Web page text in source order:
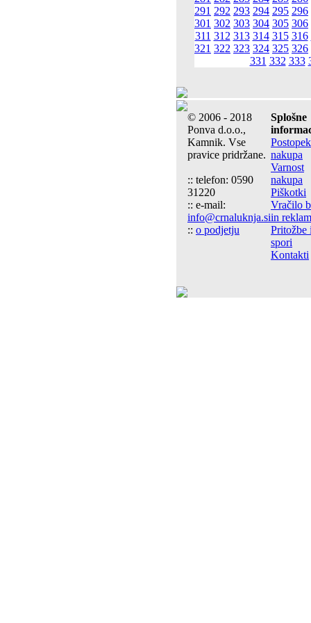
291 292 293 294 295 296
301 302 303 304 305 306
311 312 313 314 315 316
321 322 323 324 325 326
331 332 333
© 2006 - 2018
Ponva d.o.o.,
Kamnik. Vse
pravice pridržane.
:: telefon: 0590
31220
:: e-mail:
info@crnaluknja.si
:: o podjetju
Splošne
Postopek
nakupa
Varnost
nakupa
Piškotki
Vračilo
in
Pritožbe
spori
Kontakti